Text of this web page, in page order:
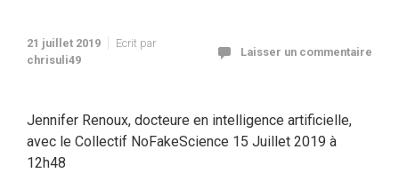
21 juillet 2019
Ecrit par
chrisuli49
Laisser un commentaire
Jennifer Renoux, docteure en intelligence artificielle,
avec le Collectif NoFakeScience 15 Juillet 2019 à
12h48